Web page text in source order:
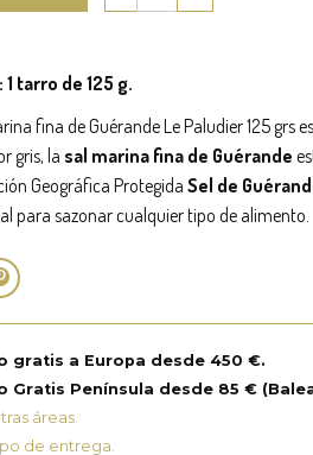
tarro de 125 g.
fina de Guérande Le Paludier 125 grs
gris, la sal marina fina de Guérande
Geográfica Protegida Sel de
para sazonar cualquier tipo de alimento.
gratis a Europa desde 450 €.
Gratis Península desde 85 €
áreas.
de entrega.